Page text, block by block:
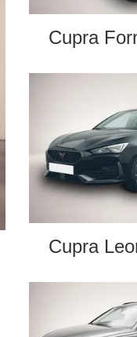
Cupra
Cupra